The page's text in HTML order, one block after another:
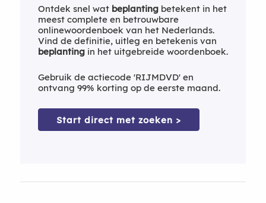
Ontdek snel wat beplantingbetekent in het
meest complete en betrouwbare
onlinewoordenboek van het Nederlands.
Vind de definitie, uitleg en betekenis van
beplantingin het uitgebreide woordenboek.
Gebruik de actiecode 'RIJMDVD' en
ontvang 99% korting op de eerste maand.
Start direct met zoeken >